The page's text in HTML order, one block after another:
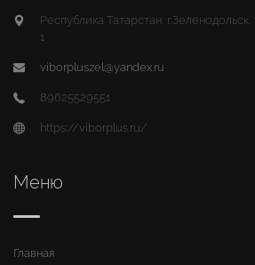
Республика Татарстан,
1
viborpluszel@yandex.ru
89625529551
https://viborplus.ru/
Меню
Главная